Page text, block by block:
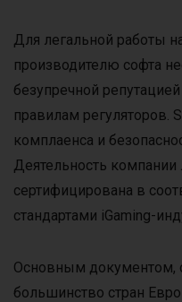
Для легальной работы
производителю софта
безупречной
правилам регуляторов.
комплаенса и
Деятельность компании
сертифицирована в
стандартами iGaming-
Основным
большинство стран